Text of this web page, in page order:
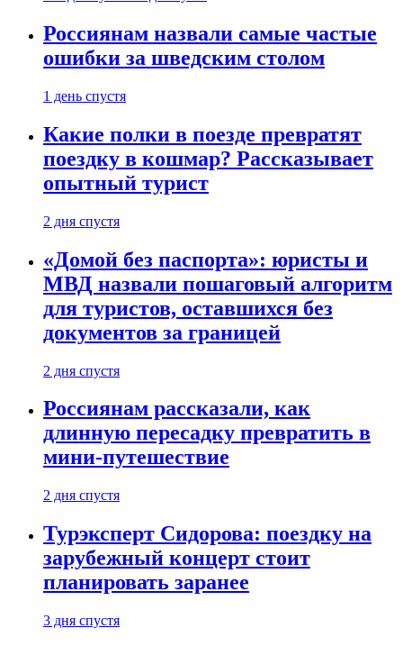
Россиянам назвали самые частые
ошибки за шведским столом
1 день спустя
Какие полки в поезде превратят
поездку в кошмар? Рассказывает
опытный турист
2 дня спустя
«Домой без паспорта»: юристы и
МВД назвали пошаговый алгоритм
для туристов, оставшихся без
документов за границей
2 дня спустя
Россиянам рассказали, как
длинную пересадку превратить в
мини-путешествие
2 дня спустя
Турэксперт Сидорова: поездку на
зарубежный концерт стоит
планировать заранее
3 дня спустя